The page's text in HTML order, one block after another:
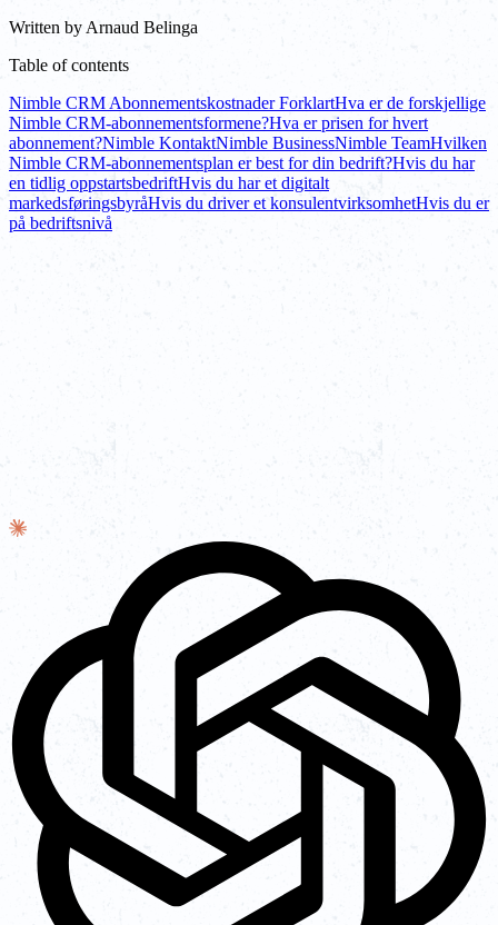
Written by Arnaud Belinga
Table of contents
Nimble CRM Abonnementskostnader ForklartHva er de forskjellige
Nimble CRM-abonnementsformene?Hva er prisen for hvert
abonnement?Nimble KontaktNimble BusinessNimble TeamHvilken
Nimble CRM-abonnementsplan er best for din bedrift?Hvis du har
en tidlig oppstartsbedriftHvis du har et digitalt
markedsføringsbyråHvis du driver et konsulentvirksomhetHvis du er
på bedriftsnivå